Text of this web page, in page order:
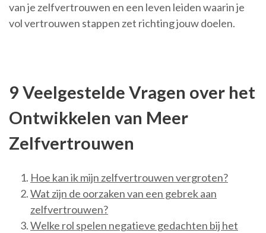
van je zelfvertrouwen en een leven leiden waarin je
vol vertrouwen stappen zet richting jouw doelen.
9 Veelgestelde Vragen over het
Ontwikkelen van Meer
Zelfvertrouwen
Hoe kan ik mijn zelfvertrouwen vergroten?
Wat zijn de oorzaken van een gebrek aan
zelfvertrouwen?
Welke rol spelen negatieve gedachten bij het